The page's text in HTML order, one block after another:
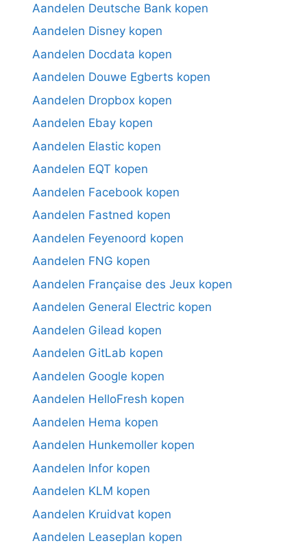
Aandelen Deutsche Bank kopen
Aandelen Disney kopen
Aandelen Docdata kopen
Aandelen Douwe Egberts kopen
Aandelen Dropbox kopen
Aandelen Ebay kopen
Aandelen Elastic kopen
Aandelen EQT kopen
Aandelen Facebook kopen
Aandelen Fastned kopen
Aandelen Feyenoord kopen
Aandelen FNG kopen
Aandelen Française des Jeux kopen
Aandelen General Electric kopen
Aandelen Gilead kopen
Aandelen GitLab kopen
Aandelen Google kopen
Aandelen HelloFresh kopen
Aandelen Hema kopen
Aandelen Hunkemoller kopen
Aandelen Infor kopen
Aandelen KLM kopen
Aandelen Kruidvat kopen
Aandelen Leaseplan kopen